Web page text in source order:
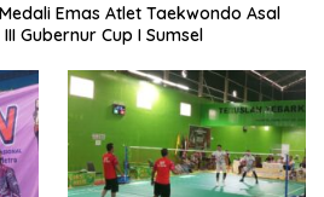
Emas Atlet Taekwondo Asal
Gubernur Cup I Sumsel